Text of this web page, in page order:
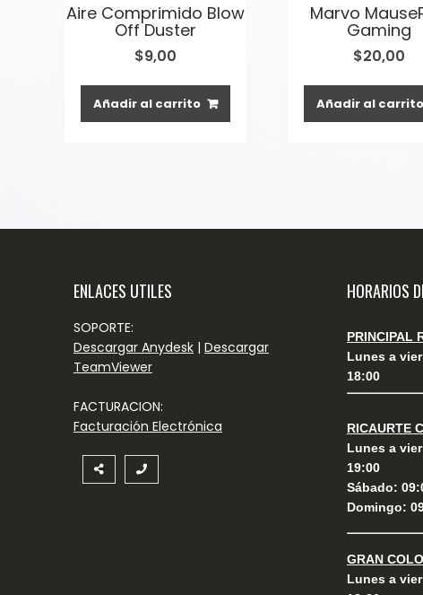
Aire Comprimido Blow
Off Duster
$9,00
Añadir al carrito
Marvo
Gaming
$20,00
Añadir al carrito
ENLACES UTILES
SOPORTE:
Descargar Anydesk | Descargar
TeamViewer
FACTURACION:
Facturación Electrónica
HORARIOS
PRINCIPAL
Lunes a
18:00
RICAURTE
Lunes a
19:00
Sábado:
Domingo:
GRAN
Lunes a